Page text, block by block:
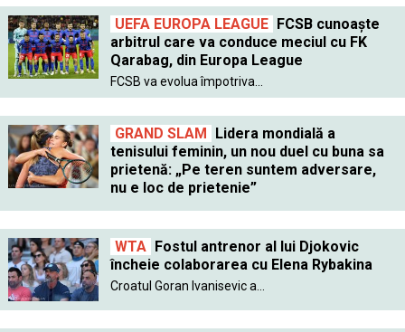
UEFA EUROPA LEAGUE
FCSB cunoaște
arbitrul care va conduce meciul cu FK
Qarabag, din Europa League
FCSB va evolua împotriva...
GRAND SLAM
Lidera mondială a
tenisului feminin, un nou duel cu buna sa
prietenă: „Pe teren suntem adversare,
nu e loc de prietenie”
WTA
Fostul antrenor al lui Djokovic
încheie colaborarea cu Elena Rybakina
Croatul Goran Ivanisevic a...